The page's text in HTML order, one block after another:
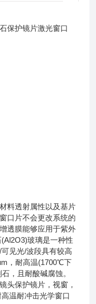
保护镜片激光窗口
料透射属性以及基片
口片不会更改系统的
透膜能够应用于紫外
玻璃是一种性
见光/波段具有较高
，耐高温(1700℃下
，且耐酸碱腐蚀。
头保护镜片，视窗，
温耐冲击光学窗口